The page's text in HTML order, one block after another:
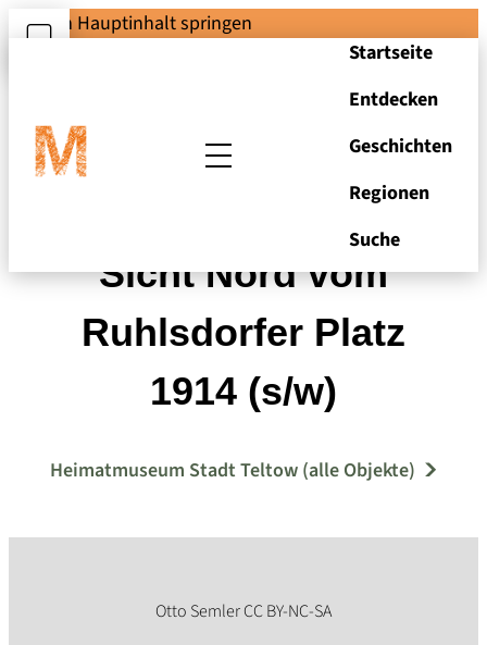
Zum Hauptinhalt springen
Startseite
Entdecken
Geschichten
Regionen
Suche
Teltow, Panorama
Sicht Nord vom
Ruhlsdorfer Platz
1914 (s/w)
Heimatmuseum Stadt Teltow (alle Objekte)